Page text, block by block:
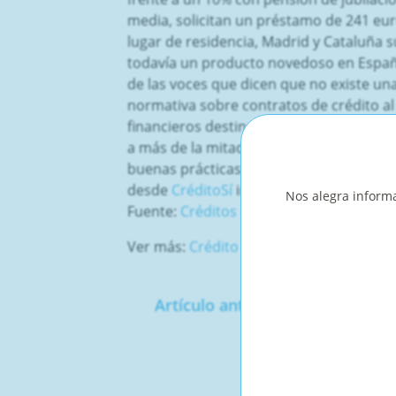
media, solicitan un préstamo de 241
lugar de residencia, Madrid y Cataluña
todavía un producto novedoso en
de las voces que dicen que no existe
normativa sobre contratos de crédito
financieros destinados a los
a más de la mitad de las empresas del
buenas prácticas,
para dar mayor
desdeCréditoSí insistimos: si vas a
Fuente: Créditos rápidos, la
Ver más: Crédito rápido y fácil
Artículo anterior
Nos alegra